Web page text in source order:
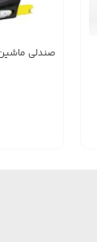
صندلی ماشین